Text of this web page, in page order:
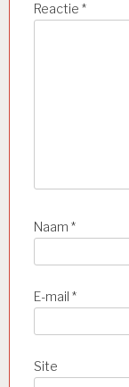
Reactie *
Naam *
E-mail *
Site